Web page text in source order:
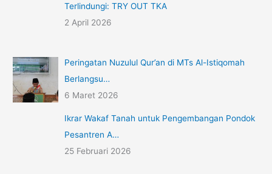
Terlindungi: TRY OUT TKA
2 April 2026
Peringatan Nuzulul Qur’an di MTs Al-Istiqomah
Berlangsu…
6 Maret 2026
Ikrar Wakaf Tanah untuk Pengembangan Pondok
Pesantren A…
25 Februari 2026